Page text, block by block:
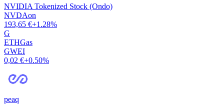
NVIDIA Tokenized Stock (Ondo)
NVDAon
193,65 €+1.28%
G
ETHGas
GWEI
0,02 €+0.50%
peaq